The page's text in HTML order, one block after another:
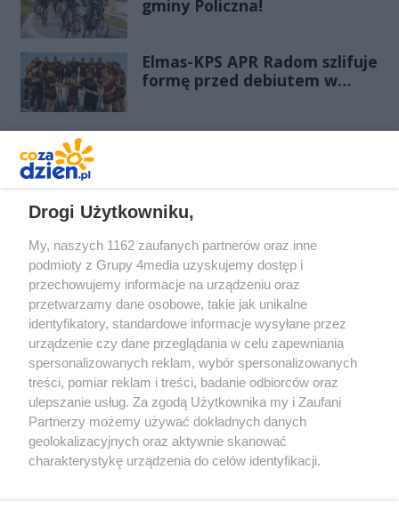
gminy Policzna!
Elmas-KPS APR Radom szlifuje
formę przed debiutem w
Redakcja Reklama Prywatność
Praca Łódź
the:protocol
Drogi Użytkowniku,
My, naszych 1162 zaufanych partnerów oraz inne
podmioty z Grupy 4media uzyskujemy dostęp i
przechowujemy informacje na urządzeniu oraz
przetwarzamy dane osobowe, takie jak unikalne
identyfikatory, standardowe informacje wysyłane przez
urządzenie czy dane przeglądania w celu zapewniania
spersonalizowanych reklam, wybór spersonalizowanych
treści, pomiar reklam i treści, badanie odbiorców oraz
ulepszanie usług. Za zgodą Użytkownika my i Zaufani
Partnerzy możemy używać dokładnych danych
geolokalizacyjnych oraz aktywnie skanować
charakterystykę urządzenia do celów identyfikacji.